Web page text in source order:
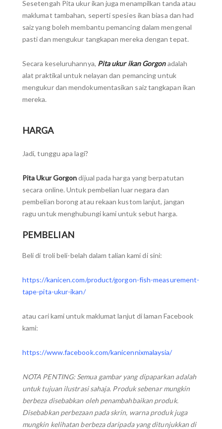
Sesetengah Pita ukur ikan juga menampilkan tanda atau
maklumat tambahan, seperti spesies ikan biasa dan had
saiz yang boleh membantu pemancing dalam mengenal
pasti dan mengukur tangkapan mereka dengan tepat.
Secara keseluruhannya, Pita ukur ikan Gorgonadalah
alat praktikal untuk nelayan dan pemancing untuk
mengukur dan mendokumentasikan saiz tangkapan ikan
mereka.
HARGA
Jadi, tunggu apa lagi?
Pita Ukur Gorgondijual pada harga yang berpatutan
secara online. Untuk pembelian luar negara dan
pembelian borong atau rekaan kustom lanjut, jangan
ragu untuk menghubungi kami untuk sebut harga.
PEMBELIAN
Beli di troli beli-belah dalam talian kami di sini:
https://kanicen.com/product/gorgon-fish-measurement-
tape-pita-ukur-ikan/
atau cari kami untuk maklumat lanjut di laman Facebook
kami:
https://www.facebook.com/kanicennixmalaysia/
NOTA PENTING: Semua gambar yang dipaparkan adalah
untuk tujuan ilustrasi sahaja. Produk sebenar mungkin
berbeza disebabkan oleh penambahbaikan produk.
Disebabkan perbezaan pada skrin, warna produk juga
mungkin kelihatan berbeza daripada yang ditunjukkan di